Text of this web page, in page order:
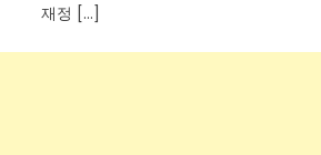
재정 […]